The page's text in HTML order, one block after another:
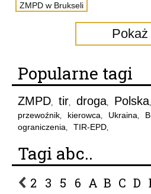
ZMPD w Brukseli
Pokaż
Popularne tagi
ZMPD, tir, droga, Polska,
przewoźnik, kierowca, Ukraina,
ograniczenia, TIR-EPD,
Tagi abc..
2 3 5 6 A B C D